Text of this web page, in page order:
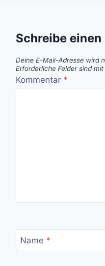
Schreibe
Deine E-Mail-Adresse wird
Erforderliche Felder sind mit
Kommentar *
Name *